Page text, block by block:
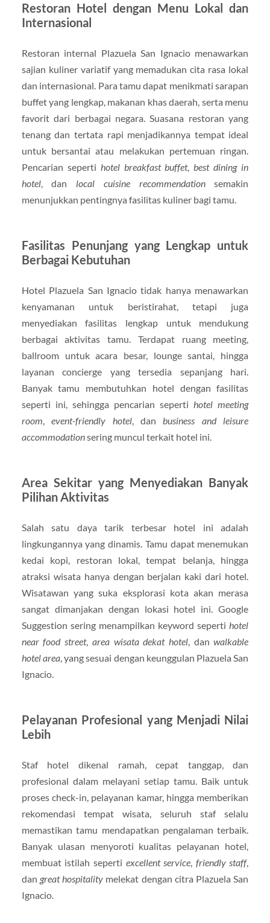
Restoran Hotel dengan Menu Lokal dan
Internasional
Restoran internal Plazuela San Ignacio menawarkan
sajian kuliner variatif yang memadukan cita rasa lokal
dan internasional. Para tamu dapat menikmati sarapan
buffet yang lengkap, makanan khas daerah, serta menu
favorit dari berbagai negara. Suasana restoran yang
tenang dan tertata rapi menjadikannya tempat ideal
untuk bersantai atau melakukan pertemuan ringan.
Pencarian seperti hotel breakfast buffet,best dining in
hotel, dan local cuisine recommendationsemakin
menunjukkan pentingnya fasilitas kuliner bagi tamu.
Fasilitas Penunjang yang Lengkap untuk
Berbagai Kebutuhan
Hotel Plazuela San Ignacio tidak hanya menawarkan
kenyamanan untuk beristirahat, tetapi juga
menyediakan fasilitas lengkap untuk mendukung
berbagai aktivitas tamu. Terdapat ruang meeting,
ballroom untuk acara besar, lounge santai, hingga
layanan concierge yang tersedia sepanjang hari.
Banyak tamu membutuhkan hotel dengan fasilitas
seperti ini, sehingga pencarian sepertihotel meeting
room,event-friendly hotel, danbusiness and leisure
accommodationsering muncul terkait hotel ini.
Area Sekitar yang Menyediakan Banyak
Pilihan Aktivitas
Salah satu daya tarik terbesar hotel ini adalah
lingkungannya yang dinamis. Tamu dapat menemukan
kedai kopi, restoran lokal, tempat belanja, hingga
atraksi wisata hanya dengan berjalan kaki dari hotel.
Wisatawan yang suka eksplorasi kota akan merasa
sangat dimanjakan dengan lokasi hotel ini. Google
Suggestion sering menampilkan keyword sepertihotel
near food street, area wisata dekat hotel, danwalkable
hotel area, yang sesuai dengan keunggulan Plazuela San
Ignacio.
Pelayanan Profesional yang Menjadi Nilai
Lebih
Staf hotel dikenal ramah, cepat tanggap, dan
profesional dalam melayani setiap tamu. Baik untuk
proses check-in, pelayanan kamar, hingga memberikan
rekomendasi tempat wisata, seluruh staf selalu
memastikan tamu mendapatkan pengalaman terbaik.
Banyak ulasan menyoroti kualitas pelayanan hotel,
membuat istilah seperti excellent service, friendly staff,
dan great hospitality melekat dengan citra Plazuela San
Ignacio.